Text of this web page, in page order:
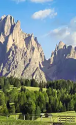
unseren Angeboten!